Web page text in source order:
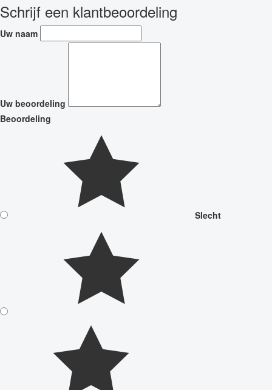
Schrijf een klantbeoordeling
Uw naam
Uw beoordeling
Beoordeling
Slecht